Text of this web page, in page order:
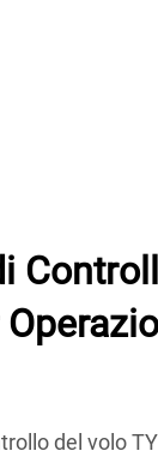
del volo